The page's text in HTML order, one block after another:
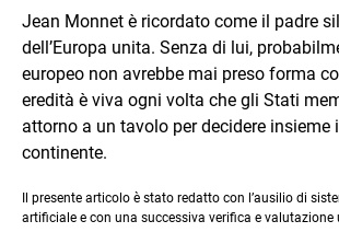
Jean Monnet è ricordato come il padre
dell’Europa unita. Senza di lui,
europeo non avrebbe mai preso forma
eredità è viva ogni volta che gli Stati
attorno a un tavolo per decidere insieme
continente.
Il presente articolo è stato redatto con l’ausilio di
artificiale e con una successiva verifica e valutazione